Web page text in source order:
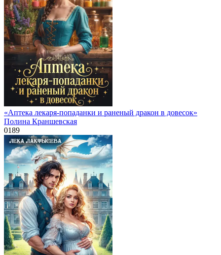
«Аптека лекаря-попаданки и раненый дракон в довесок»
Полина Краншевская
0189